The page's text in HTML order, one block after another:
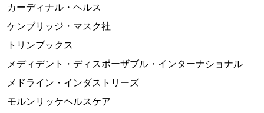
カーディナル・ヘルス
ケンブリッジ・マスク社
トリンプックス
メディデント・ディスポーザブル・インターナショナル
メドライン・インダストリーズ
モルンリッケヘルスケア